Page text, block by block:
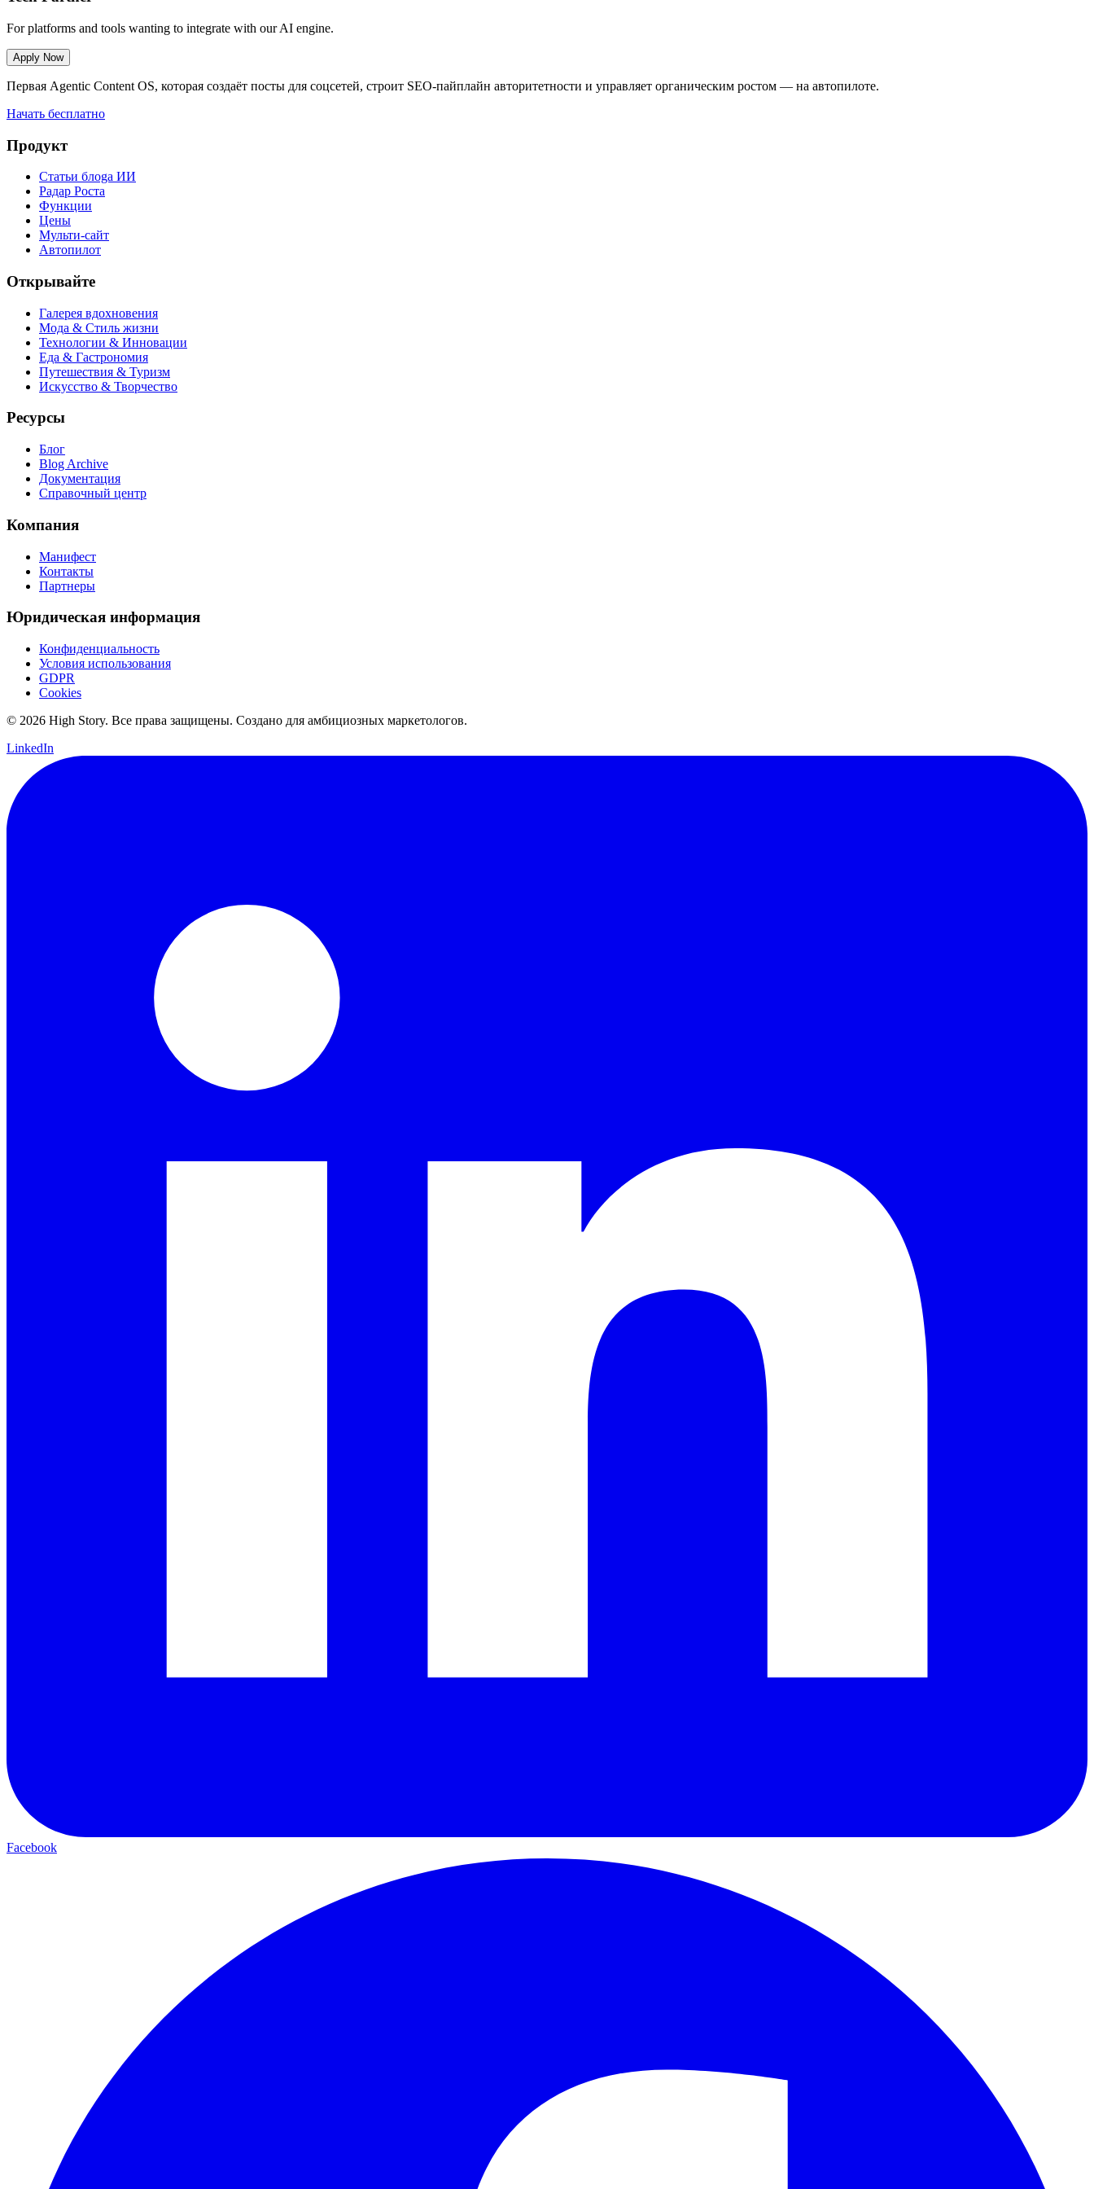
For platforms and tools wanting to integrate with our AI engine.
Apply Now
Первая Agentic Content OS, которая создаёт посты для соцсетей, строит SEO-пайплайн авторитетности и управляет органическим ростом — на автопилоте.
Начать бесплатно
Продукт
Статьи блоga ИИ
Радар Роста
Функции
Цены
Мульти-сайт
Автопилот
Открывайте
Галерея вдохновения
Мода & Стиль жизни
Технологии & Инновации
Еда & Гастрономия
Путешествия & Туризм
Искусство & Творчество
Ресурсы
Блог
Blog Archive
Документация
Справочный центр
Компания
Манифест
Контакты
Партнеры
Юридическая информация
Конфиденциальность
Условия использования
GDPR
Cookies
© 2026 High Story. Все права защищены. Создано для амбициозных маркетологов.
LinkedIn
Facebook